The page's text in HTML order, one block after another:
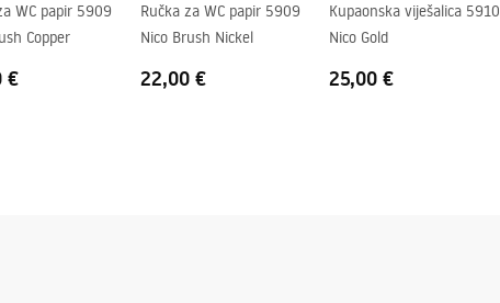
WC papir 5909
Copper
€
Ručka za WC papir 5909
Nico Brush Nickel
22,00 €
Kupaonska viješalica 5910
Nico Gold
25,00 €